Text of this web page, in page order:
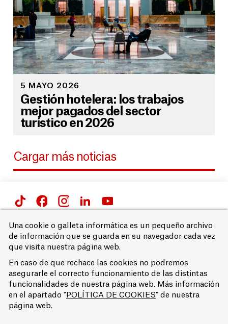
5 MAYO 2026
Gestión hotelera: los trabajos
mejor pagados del sector
turístico en 2026
Cargar más noticias
Passeig de Gràcia 66 i 71,
08007 Barcelona
T. 93 215 68 00
Aviso legal
Accessibilidad
Política de privacidad
Política de cookies
© EUFB
Una cookie o galleta informática es un pequeño archivo
de información que se guarda en su navegador cada vez
que visita nuestra página web.
En caso de que rechace las cookies no podremos
asegurarle el correcto funcionamiento de las distintas
funcionalidades de nuestra página web. Más información
en el apartado " POLÍTICA DE COOKIES" de nuestra
página web.